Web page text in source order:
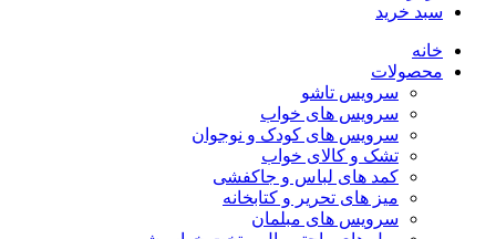
سبد خرید
خانه
محصولات
سرویس تاشو
سرویس های خواب
سرویس های کودک و نوجوان
تشک و کالای خواب
کمد های لباس و جاکفشی
میز های تحریر و کتابخانه
سرویس های مبلمان